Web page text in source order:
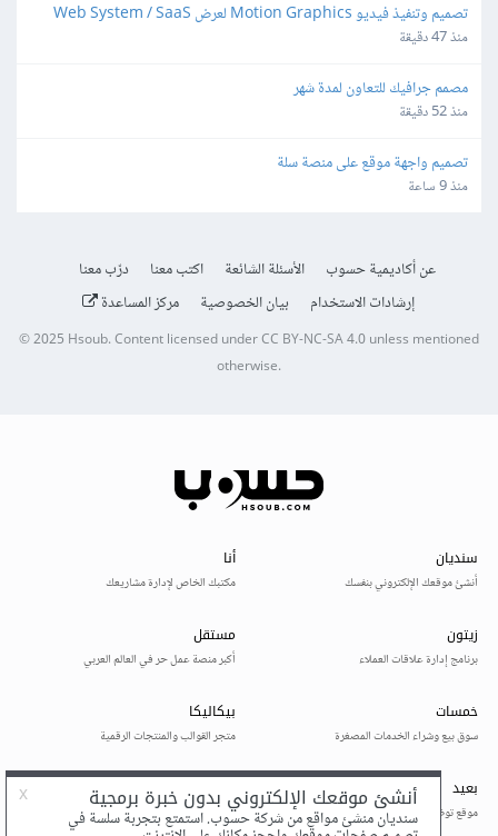
تصميم وتنفيذ فيديو Motion Graphics لعرض Web System / SaaS
منذ 47 دقيقة
مصمم جرافيك للتعاون لمدة شهر
منذ 52 دقيقة
تصميم واجهة موقع على منصة سلة
منذ 9 ساعة
عن أكاديمية حسوب الأسئلة الشائعة اكتب معنا
درّب معنا
إرشادات الاستخدام
بيان الخصوصية مركز المساعدة
© 2025 Hsoub.Content licensed underCC BY-NC-SA 4.0unless mentioned
otherwise.